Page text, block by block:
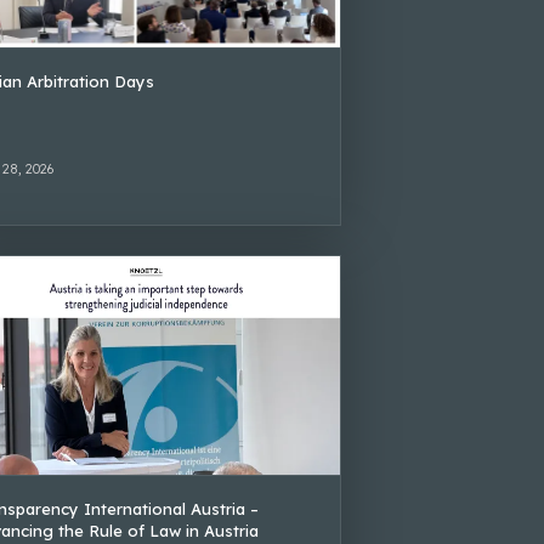
Arbitration Days
2026
International Austria –
the Rule of Law in Austria